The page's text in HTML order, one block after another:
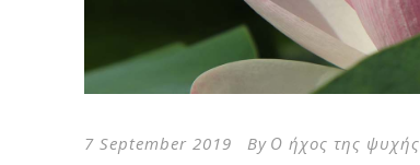
7 September 2019 By Ο ήχος της ψυχής